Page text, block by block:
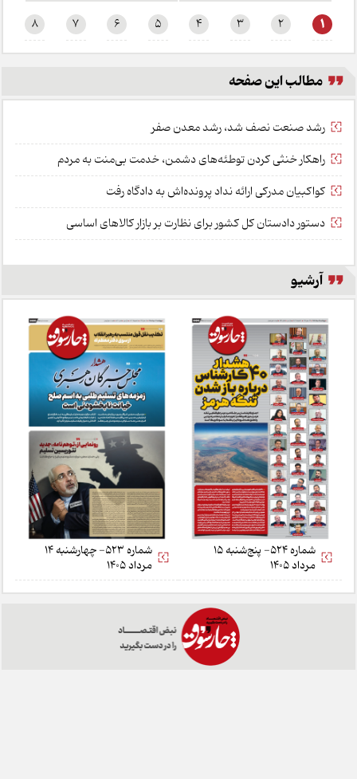
1
2
3
4
5
6
7
8
مطالب این صفحه
رشد صنعت نصف شد، رشد معدن صفر
راهکار خنثی کردن توطئه‌های دشمن، خدمت بی‌منت به مردم
کواکبیان مدرکی ارائه نداد پرونده‌اش به دادگاه رفت
دستور دادستان کل کشور برای نظارت بر بازار کالا‌های اساسی
آرشیو
شماره 524- پنج‌شنبه 15
مرداد 1405
شماره 523- چهارشنبه 14
مرداد 1405